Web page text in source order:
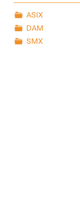
ASIX
DAM
SMX